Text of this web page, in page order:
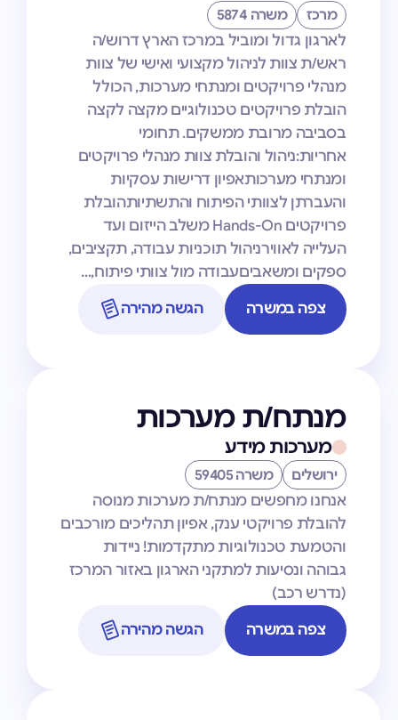
מרכז משרה 5874
לארגון גדול ומוביל במרכז הארץ דרוש/ה
ראש/ת צוות לניהול מקצועי ואישי של צוות
מנהלי פרויקטים ומנתחי מערכות, הכולל
הובלת פרויקטים טכנולוגיים מקצה לקצה
בסביבה מרובת ממשקים. תחומי
אחריות:ניהול והובלת צוות מנהלי פרויקטים
ומנתחי מערכותאפיון דרישות עסקיות
והעברתן לצוותי הפיתוח והתשתיותהובלת
פרויקטים Hands-On משלב הייזום ועד
העלייה לאווירניהול תוכניות עבודה, תקציבים,
ספקים ומשאביםעבודה מול צוותי פיתוח,…
צפה במשרה
הגשה מהירה
מנתח/ת מערכות
מערכות מידע
ירושלים משרה 59405
אנחנו מחפשים מנתח/ת מערכות מנוסה
להובלת פרויקטי ענק, אפיון תהליכים מורכבים
והטמעת טכנולוגיות מתקדמות! ניידות
גבוהה ונסיעות למתקני הארגון באזור המרכז
(נדרש רכב)
צפה במשרה
הגשה מהירה